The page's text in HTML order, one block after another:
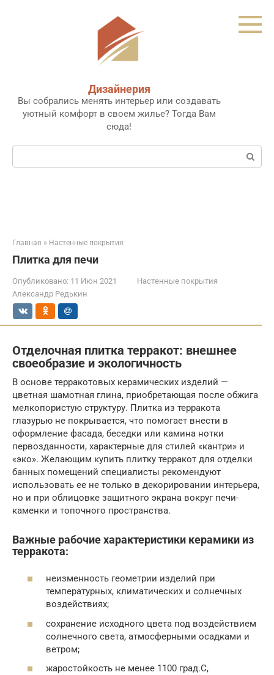
Дизайнерия
Вы собрались менять интерьер или создавать
уютный комфорт в своем жилье? Тогда Вам
сюда!
Поиск:
Главная » Настенные покрытия
Плитка для печи
Опубликовано: 11 Июн 2021
Настенные покрытия
Александр Редькин
Отделочная плитка терракот: внешнее
своеобразие и экологичность
В основе терракотовых керамических изделий —
цветная шамотная глина, приобретающая после обжига
мелкопористую структуру. Плитка из терракота
глазурью не покрывается, что помогает внести в
оформление фасада, беседки или камина нотки
первозданности, характерные для стилей «кантри» и
«эко». Желающим купить плитку терракот для отделки
банных помещений специалисты рекомендуют
использовать ее не только в декорировании интерьера,
но и при облицовке защитного экрана вокруг печи-
каменки и топочного пространства.
Важные рабочие характеристики керамики из
терракота:
неизменность геометрии изделий при
температурных, климатических и солнечных
воздействиях;
сохранение исходного цвета под воздействием
солнечного света, атмосферными осадками и
ветром;
жаростойкость не менее 1100 град.С,